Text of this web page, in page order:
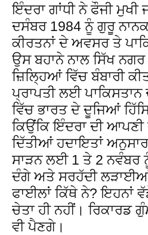
ਇੰਦਰਾ ਗਾਂਧੀ ਨੇ ਫੌਜੀ
ਦਸੰਬਰ 1984 ਨੂੰ ਗੁਰੂ
ਕੀਰਤਨਾਂ ਦੇ ਅਵਸਰ ਤੇ
ਉਸ ਬਹਾਨੇ ਨਾਲ ਸਿੱਖ
ਜ਼ਿਲ੍ਹਿਆਂ ਵਿੱਚ ਬੰਬਾਰੀ
ਪ੍ਰਾਪਤੀ ਲਈ
ਵਿੱਚ ਭਾਰਤ ਦੇ ਦੂਜਿਆਂ
ਕਿਉਂਕਿ ਇੰਦਰਾ ਦੀ
ਦਿੱਤੀਆਂ ਹਦਾਇਤਾਂ
ਸਾੜਨ ਲਈ 1 ਤੇ 2 ਨਵੰਬਰ
ਦੰਗੇ ਅਤੇ ਸਰਹੱਦੀ ਲੜਾਈਆਂ
ਫਾਈਲਾਂ ਕਿੱਥੇ ਨੇ? ਇਹਨਾਂ
ਚੇਤਾ ਹੀ ਨਹੀਂ। ਰਿਕਾਰਡ
ਵੀ ਪੈਣਗੇ।